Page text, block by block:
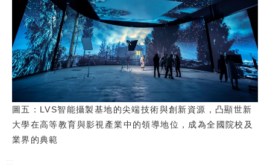
圖五：LVS智能攝製基地的尖端技術與創新資源，凸顯世新
大學在高等教育與影視產業中的領導地位，成為全國院校及
業界的典範